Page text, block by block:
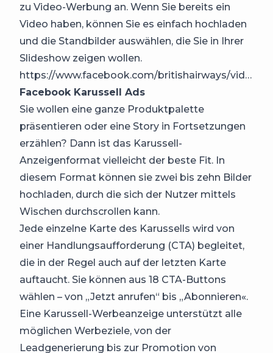
zu Video-Werbung an. Wenn Sie bereits ein
Video haben, können Sie es einfach hochladen
und die Standbilder auswählen, die Sie in Ihrer
Slideshow zeigen wollen.
https://www.facebook.com/britishairways/videos/10154569475365830
Facebook Karussell Ads
Sie wollen eine ganze Produktpalette
präsentieren oder eine Story in Fortsetzungen
erzählen? Dann ist das Karussell-
Anzeigenformat vielleicht der beste Fit. In
diesem Format können sie zwei bis zehn Bilder
hochladen, durch die sich der Nutzer mittels
Wischen durchscrollen kann.
Jede einzelne Karte des Karussells wird von
einer Handlungsaufforderung (CTA) begleitet,
die in der Regel auch auf der letzten Karte
auftaucht. Sie können aus 18 CTA-Buttons
wählen – von „Jetzt anrufen“ bis „Abonnieren«.
Eine Karussell-Werbeanzeige unterstützt alle
möglichen Werbeziele, von der
Leadgenerierung bis zur Promotion von